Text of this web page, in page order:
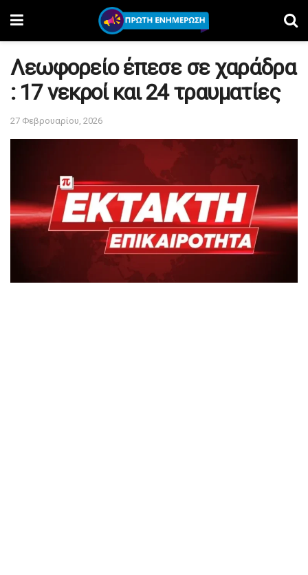
Λεωφορείο έπεσε σε χαράδρα
: 17 νεκροί και 24 τραυματίες
27 Φεβρουαρίου, 2026